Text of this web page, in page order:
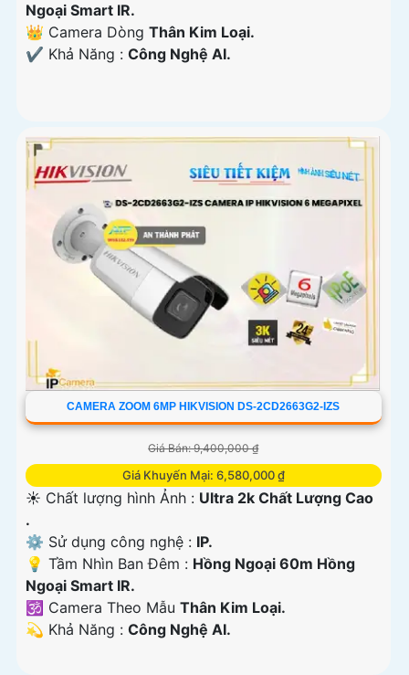
Ngoại Smart IR.
👑 Camera Dòng Thân Kim Loại.
️✔️ Khả Năng : Công Nghệ AI.
CAMERA ZOOM 6MP HIKVISION DS-2CD2663G2-IZS
Giá Bán: 9,400,000 ₫
Giá Khuyến Mại: 6,580,000 ₫
☀️ Chất lượng hình Ảnh : Ultra 2k Chất Lượng Cao
.
⚙ Sử dụng công nghệ : IP.
💡 Tầm Nhìn Ban Đêm : Hồng Ngoại 60m Hồng
Ngoại Smart IR.
🕉️ Camera Theo Mẫu Thân Kim Loại.
️💫 Khả Năng : Công Nghệ AI.